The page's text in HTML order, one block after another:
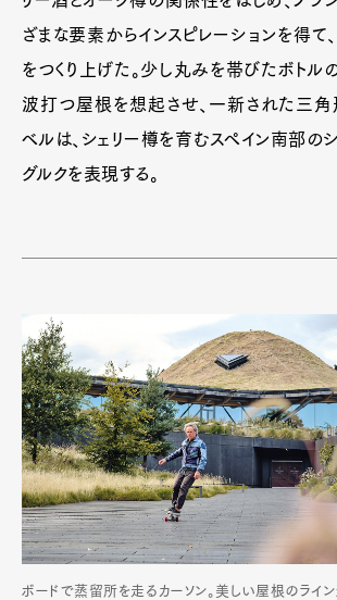
Art&DesignWatchFashion
Pen Membership
Official Columnist
Contact
Pen Meet
Pen international
ざまな要素からインスピレーションを得て
をつくり上げた。少し丸みを帯びたボト
波打つ屋根を想起させ、一新された三角
ベルは、シェリー樽を育むスペイン南部のシ
グルクを表現する。
ボードで蒸留所を走るカーソン。美しい屋根のライ